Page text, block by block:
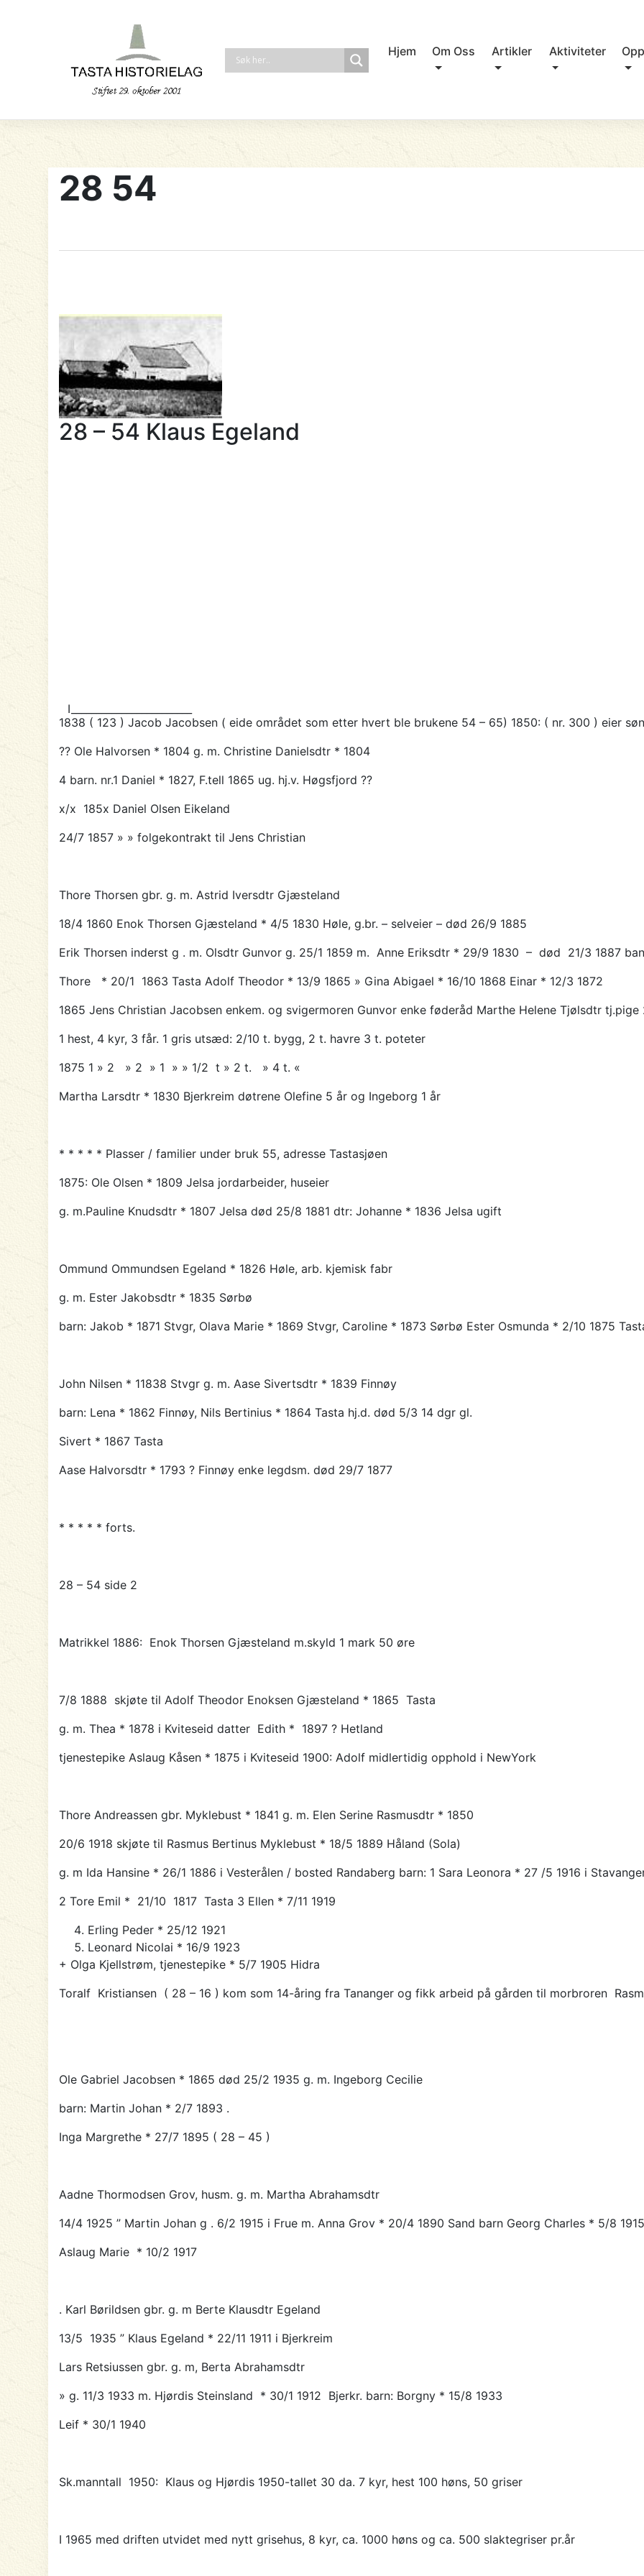
Hjem Om Oss Artikler Aktiviteter
28 54
28 – 54 Klaus Egeland
I________________________
1838 ( 123 )Jacob Jacobsen ( eide området som etter hvert ble brukene 54 – 65) 1850: ( nr. 300 ) eier
?? Ole Halvorsen * 1804 g. m. Christine Danielsdtr * 1804
4 barn. nr.1 Daniel * 1827, F.tell 1865 ug. hj.v. Høgsfjord ??
x/x 185x Daniel Olsen Eikeland
24/7 1857 » » folgekontrakt til Jens Christian
Thore Thorsen gbr. g. m. Astrid Iversdtr Gjæsteland
18/4 1860 Enok Thorsen Gjæsteland * 4/5 1830 Høle, g.br. – selveier – død 26/9 1885
Erik Thorsen inderst g . m. Olsdtr Gunvorg. 25/1 1859 m. Anne Eriksdtr * 29/9 1830 – død 21/3 1887
Thore * 20/1 1863 Tasta Adolf Theodor * 13/9 1865 » Gina Abigael * 16/10 1868 Einar * 12/3 1872
1865 Jens Christian Jacobsen enkem. og svigermoren Gunvor enke føderåd Marthe Helene Tjølsdtr
1 hest, 4 kyr, 3 får. 1 gris utsæd: 2/10 t. bygg, 2 t. havre 3 t. poteter
1875 1 » 2 » 2 » 1 » » 1/2 t » 2 t. » 4 t. «
Martha Larsdtr * 1830 Bjerkreim døtrene Olefine 5 år og Ingeborg 1 år
* * * * * Plasser / familier under bruk 55, adresse Tastasjøen
1875: Ole Olsen * 1809 Jelsa jordarbeider, huseier
g. m.Pauline Knudsdtr * 1807 Jelsa død 25/8 1881 dtr: Johanne * 1836 Jelsa ugift
Ommund Ommundsen Egeland * 1826 Høle, arb. kjemisk fabr
g. m. Ester Jakobsdtr * 1835 Sørbø
barn: Jakob * 1871 Stvgr, Olava Marie * 1869 Stvgr, Caroline * 1873 Sørbø Ester Osmunda * 2/10 1875
John Nilsen * 11838 Stvgr g. m. Aase Sivertsdtr * 1839 Finnøy
barn: Lena * 1862 Finnøy, Nils Bertinius * 1864 Tasta hj.d. død 5/3 14 dgr gl.
Sivert * 1867 Tasta
Aase Halvorsdtr * 1793 ? Finnøy enke legdsm. død 29/7 1877
* * * * * forts.
28 – 54 side 2
Matrikkel 1886: Enok Thorsen Gjæsteland m.skyld 1 mark 50 øre
7/8 1888 skjøte tilAdolf Theodor Enoksen Gjæsteland * 1865 Tasta
g. m. Thea * 1878 i Kviteseid datter Edith * 1897 ? Hetland
tjenestepike Aslaug Kåsen * 1875 i Kviteseid 1900: Adolf midlertidig opphold i NewYork
Thore Andreassen gbr. Myklebust * 1841 g. m. Elen Serine Rasmusdtr * 1850
20/6 1918 skjøte til Rasmus Bertinus Myklebust * 18/5 1889 Håland (Sola)
g. m Ida Hansine * 26/1 1886 i Vesterålen / bosted Randaberg barn: 1 Sara Leonora * 27 /5 1916 i
2 Tore Emil * 21/10 1817 Tasta 3 Ellen * 7/11 1919
Erling Peder * 25/12 1921
Leonard Nicolai * 16/9 1923
+ Olga Kjellstrøm, tjenestepike * 5/7 1905 Hidra
Toralf Kristiansen ( 28 – 16 ) kom som 14-åring fra Tananger og fikk arbeid på gården til morbroren
Ole Gabriel Jacobsen * 1865 død 25/2 1935 g. m. Ingeborg Cecilie
barn: Martin Johan * 2/7 1893 .
Inga Margrethe * 27/7 1895 ( 28 – 45 )
Aadne Thormodsen Grov, husm. g. m. Martha Abrahamsdtr
14/4 1925 ” Martin Johang . 6/2 1915 i Frue m. Anna Grov * 20/4 1890 Sand barn Georg Charles * 5/8
Aslaug Marie * 10/2 1917
. Karl Børildsen gbr. g. m Berte Klausdtr Egeland
13/5 1935 ” Klaus Egeland * 22/11 1911 i Bjerkreim
Lars Retsiussen gbr. g. m, Berta Abrahamsdtr
» g. 11/3 1933 m. Hjørdis Steinsland * 30/1 1912 Bjerkr. barn: Borgny * 15/8 1933
Leif * 30/1 1940
Sk.manntall 1950: Klaus og Hjørdis 1950-tallet 30 da. 7 kyr, hest 100 høns, 50 griser
I 1965 med driften utvidet med nytt grisehus, 8 kyr, ca. 1000 høns og ca. 500 slaktegriser pr.år